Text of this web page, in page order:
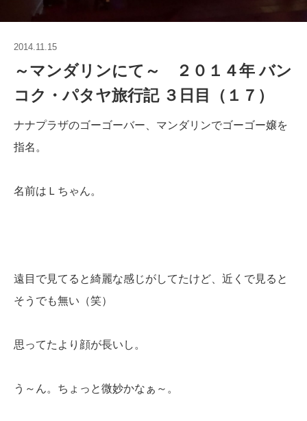
2014.11.15
～マンダリンにて～ ２０１４年 バン
コク・パタヤ旅行記 ３日目（１７）
ナナプラザのゴーゴーバー、マンダリンでゴーゴー嬢を
指名。
名前はＬちゃん。
遠目で見てると綺麗な感じがしてたけど、近くで見ると
そうでも無い（笑）
思ってたより顔が長いし。
う～ん。ちょっと微妙かなぁ～。